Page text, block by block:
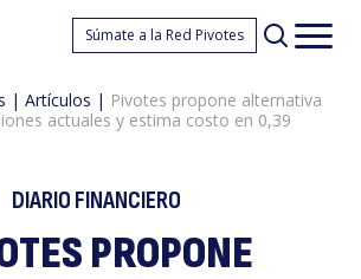
Súmate a la Red Pivotes
| Artículos | Pivotes propone alternativa
actuales y estima costo en 0,39
DIARIO FINANCIERO
PROPONE